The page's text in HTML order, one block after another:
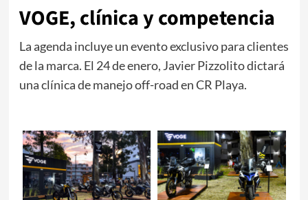
VOGE, clínica y competencia
La agenda incluye un evento exclusivo para clientes
de la marca. El 24 de enero, Javier Pizzolito dictará
una clínica de manejo off-road en CR Playa.